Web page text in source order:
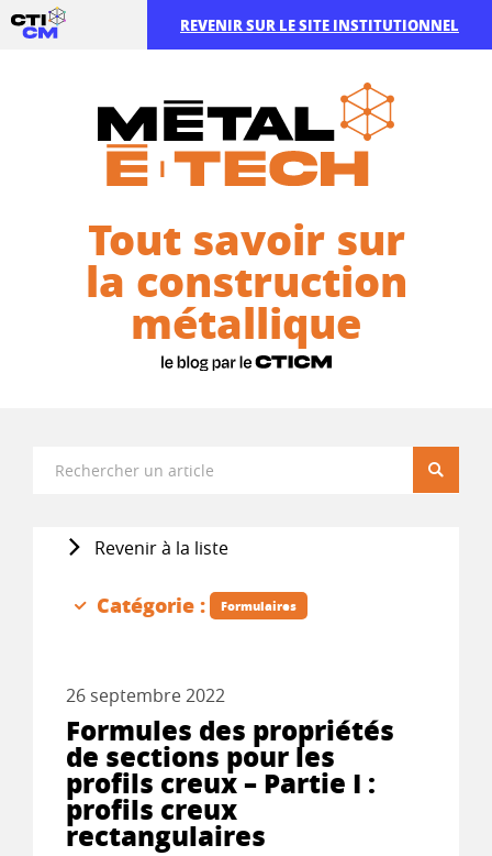
Tout savoir sur
la construction
métallique
REVENIR SUR LE SITE INSTITUTIONNEL
Revenir à la liste
Catégorie : Formulaires
26 septembre 2022
Formules des propriétés
de sections pour les
profils creux – Partie I :
profils creux
rectangulaires